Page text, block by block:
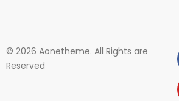
© 2026 Aonetheme. All Rights are
Reserved